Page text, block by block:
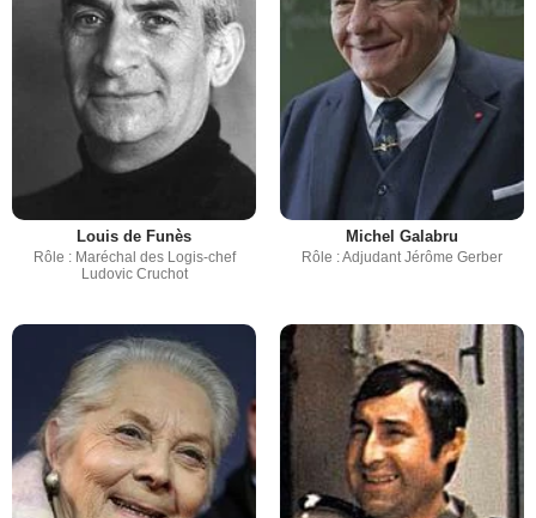
Louis de Funès
Rôle : Maréchal des Logis-chef
Ludovic Cruchot
Michel Galabru
Rôle : Adjudant Jérôme Gerber